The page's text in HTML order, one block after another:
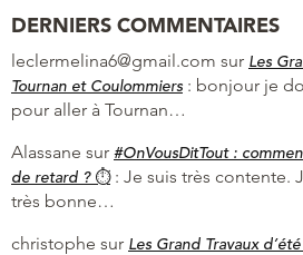
DERNIERS COMMENTAIRES
leclermelina6@gmail.com sur Les
Tournan et Coulommiers : bonjour je
pour aller à Tournan…
Alassane sur #OnVousDitTout :
de retard ? ⏱: Je suis très contente.
très bonne…
christophe sur Les Grand Travaux